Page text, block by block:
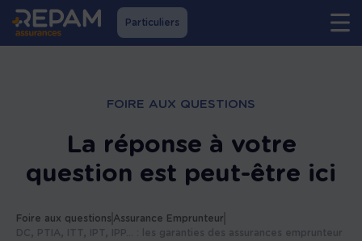
Particuliers
FOIRE AUX QUESTIONS
La réponse à votre
question est peut-être ici
Foire aux questions Assurance Emprunteur
DC, PTIA, ITT, IPT, IPP... : les garanties des assurances emprunteur